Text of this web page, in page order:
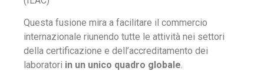
Questa fusione mira a facilitare il commercio
internazionale riunendo tutte le attività nei settori
della certificazione e dell’accreditamento dei
laboratori in un unico quadro globale.